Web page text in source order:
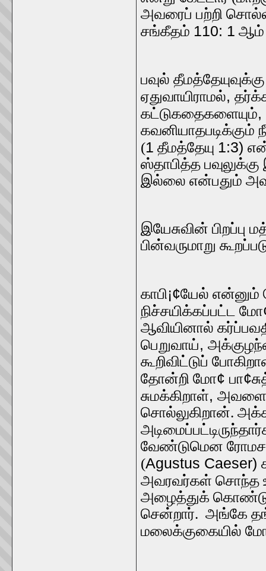
அவரைப் பற்றி
சங்கீதம் 110: 1 ஆம்
பவுல்
ஏதுவாயிராமல்,
கட்டுகதைகளையும்,
கவனியாதபடிக்கும்
(1 தீமத்தேயு 1:3)
ஸ்தாபித்த
இல்லை என்பதும்
இயேசுவின் பிறப்பு
பின்வருமாறு
காபி¡¢யேல் என்னும்
நிச்சயிக்கப்பட்ட மோ
ஆவியினால்
பெறுவாய்,
கூறிவிட்டுப்
தோன்றி மோ¢ பா¢
சுமக்கிறாள்,
சொல்லுகிறான்.
வேண்டுமென
(Agustus Caeser)
அவரவர்கள் சொந்த
அழைத்துக்
சென்றார். அங்கே
மலைக்குகையில்